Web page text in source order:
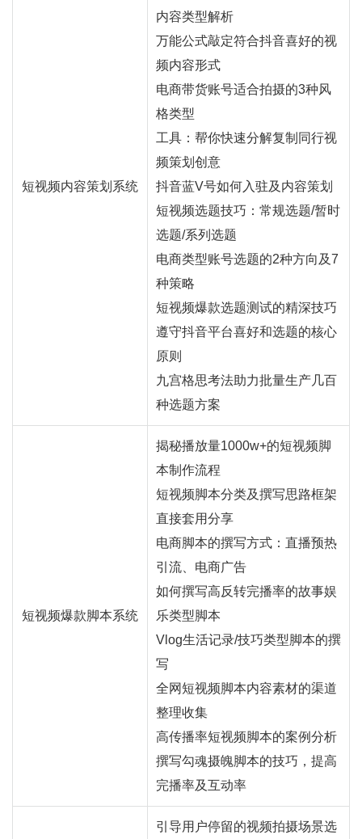
短视频内容策划系统
内容类型解析
万能公式敲定符合抖音喜好的视
频内容形式
电商带货账号适合拍摄的3种风
格类型
工具：帮你快速分解复制同行视
频策划创意
抖音蓝V号如何入驻及内容策划
短视频选题技巧：常规选题/暂时
选题/系列选题
电商类型账号选题的2种方向及7
种策略
短视频爆款选题测试的精深技巧
遵守抖音平台喜好和选题的核心
原则
九宫格思考法助力批量生产几百
种选题方案
短视频爆款脚本系统
揭秘播放量1000w+的短视频脚
本制作流程
短视频脚本分类及撰写思路框架
直接套用分享
电商脚本的撰写方式： 直播预热
引流、电商广告
如何撰写高反转完播率的故事娱
乐类型脚本
Vlog生活记录/技巧类型脚本的撰
写
全网短视频脚本内容素材的渠道
整理收集
高传播率短视频脚本的案例分析
撰写勾魂摄魄脚本的技巧，提高
完播率及互动率
引导用户停留的视频拍摄场景选